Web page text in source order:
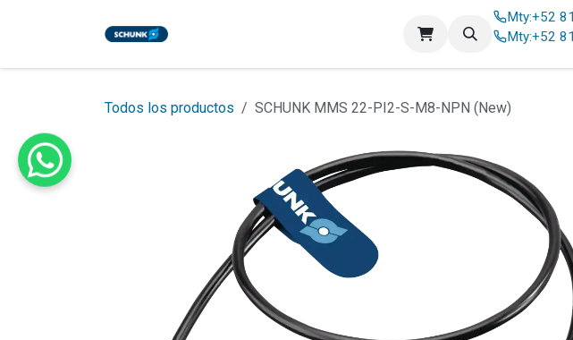
Contáctenos
Mty:+52
Mty:+52
Todos los productos SCHUNK MMS 22-PI2-S-M8-NPN (New)